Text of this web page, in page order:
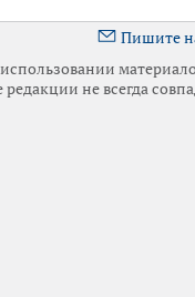
Пишите
не всегда